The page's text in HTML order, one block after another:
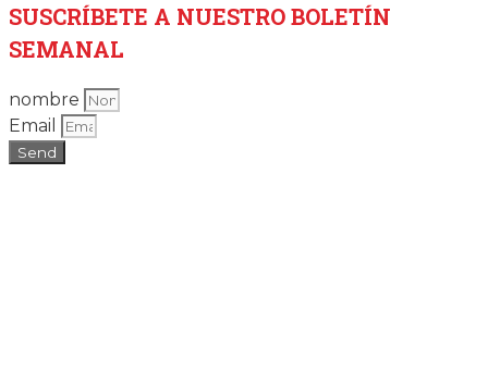
SUSCRÍBETE A NUESTRO BOLETÍN
SEMANAL
nombre
Email
Send